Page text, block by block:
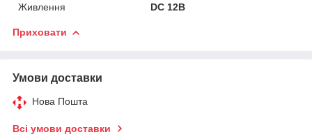
Живлення
DC 12В
Приховати
Умови доставки
Нова Пошта
Всі умови доставки